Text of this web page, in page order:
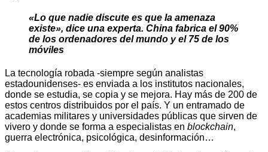
«Lo que nadie discute es que la amenaza
existe», dice una experta. China fabrica el 90%
de los ordenadores del mundo y el 75 de los
móviles
La tecnología robada -siempre según analistas
estadounidenses- es enviada a los institutos nacionales,
donde se estudia, se copia y se mejora. Hay más de 200 de
estos centros distribuidos por el país. Y un entramado de
academias militares y universidades públicas que sirven de
vivero y donde se forma a especialistas en blockchain,
guerra electrónica, psicológica, desinformación…